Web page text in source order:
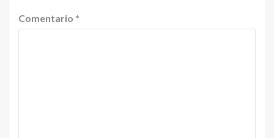
Comentario *